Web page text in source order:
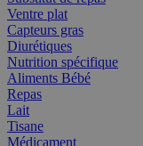
Ventre plat
Capteurs gras
Diurétiques
Nutrition spécifique
Aliments Bébé
Repas
Lait
Tisane
Médicament